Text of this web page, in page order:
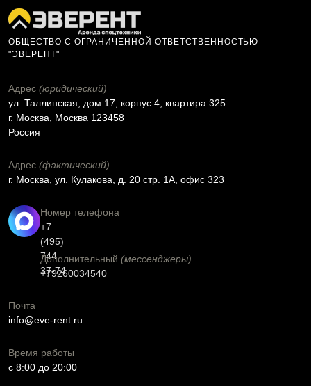
ОБЩЕСТВО С ОГРАНИЧЕННОЙ ОТВЕТСТВЕННОСТЬЮ
"ЭВЕРЕНТ"
Адрес (юридический)
ул. Таллинская, дом 17, корпус 4, квартира 325
г. Москва, Москва 123458
Россия
Адрес (фактический)
г. Москва, ул. Кулакова, д. 20 стр. 1А, офис 323
Номер телефона
+7
(495)
744-
37-74
Дополнительный (мессенджеры)
+79260034540
Почта
info@eve-rent.ru
Время работы
c 8:00 до 20:00